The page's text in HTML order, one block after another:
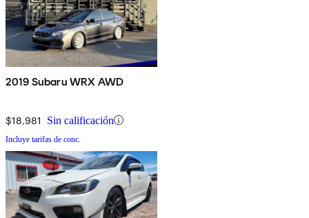
2019 Subaru WRX AWD
$18,981 Sin calificación
Incluye tarifas de conc.